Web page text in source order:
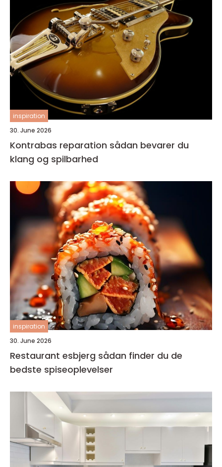
inspiration
30. June 2026
Kontrabas reparation sådan bevarer du
klang og spilbarhed
inspiration
30. June 2026
Restaurant esbjerg sådan finder du de
bedste spiseoplevelser